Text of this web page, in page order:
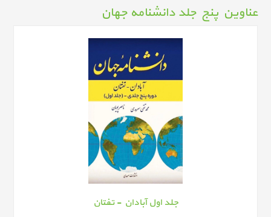
عناوین پنج جلد دانشنامه جهان
جلد اول آبادان - تفتان